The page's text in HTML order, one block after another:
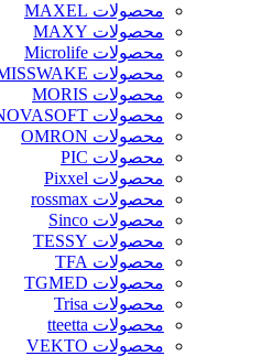
محصولات MAXEL
محصولات MAXY
محصولات Microlife
محصولات MISSWAKE
محصولات MORIS
محصولات NOVASOFT
محصولات OMRON
محصولات PIC
محصولات Pixxel
محصولات rossmax
محصولات Sinco
محصولات TESSY
محصولات TFA
محصولات TGMED
محصولات Trisa
محصولات tteetta
محصولات VEKTO